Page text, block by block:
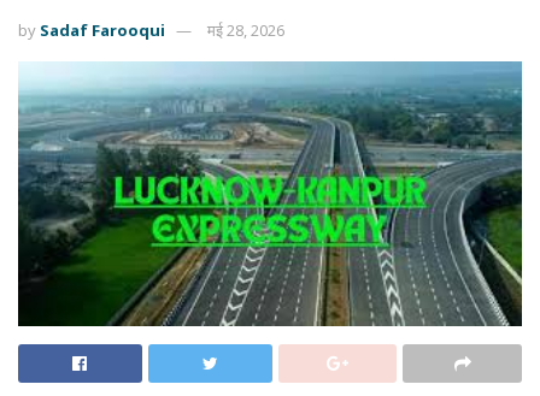
by Sadaf Farooqui मई 28, 2026